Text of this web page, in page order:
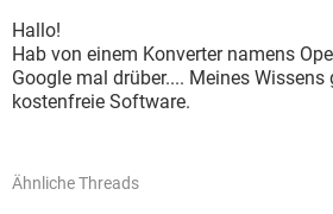
Hallo!
Hab von einem Konverter namens
Google mal drüber.... Meines Wissens
kostenfreie Software.
Ähnliche Threads